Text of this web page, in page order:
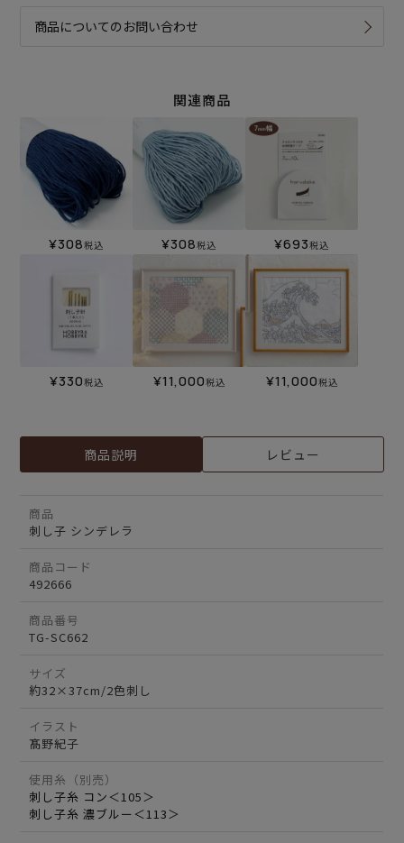
商品についてのお問い合わせ
関連商品
¥308税込 ¥308税込 ¥693税込
¥330税込 ¥11,000税込 ¥11,000税込
商品説明 レビュー
商品
刺し子 シンデレラ
商品コード
492666
商品番号
TG-SC662
サイズ
約32×37cm/2色刺し
イラスト
髙野紀子
使用糸（別売）
刺し子糸 コン＜105＞
刺し子糸 濃ブルー＜113＞